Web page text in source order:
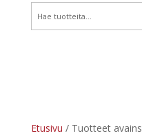
Etusivu / Tuotteet